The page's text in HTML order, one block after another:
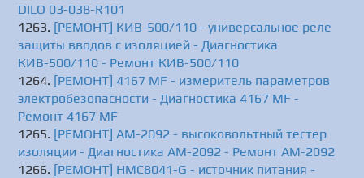
DILO 03-038-R101
[РЕМОНТ] КИВ-500/110 - универсальное реле
защиты вводов с изоляцией - Диагностика
КИВ-500/110 - Ремонт КИВ-500/110
[РЕМОНТ] 4167 MF - измеритель параметров
электробезопасности - Диагностика 4167 MF -
Ремонт 4167 MF
[РЕМОНТ] АМ-2092 - высоковольтный тестер
изоляции - Диагностика АМ-2092 - Ремонт АМ-2092
[РЕМОНТ] HMC8041-G - источник питания -